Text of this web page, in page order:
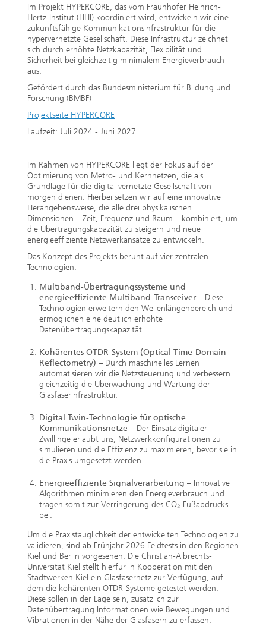
Im Projekt HYPERCORE, das vom Fraunhofer Heinrich-
Hertz-Institut (HHI) koordiniert wird, entwickeln wir eine
zukunftsfähige Kommunikationsinfrastruktur für die
hypervernetzte Gesellschaft. Diese Infrastruktur zeichnet
sich durch erhöhte Netzkapazität, Flexibilität und
Sicherheit bei gleichzeitig minimalem Energieverbrauch
aus.
Gefördert durch das Bundesministerium für Bildung und
Forschung (BMBF)
Projektseite HYPERCORE
Laufzeit: Juli 2024 - Juni 2027
Im Rahmen von HYPERCORE liegt der Fokus auf der
Optimierung von Metro- und Kernnetzen, die als
Grundlage für die digital vernetzte Gesellschaft von
morgen dienen. Hierbei setzen wir auf eine innovative
Herangehensweise, die alle drei physikalischen
Dimensionen – Zeit, Frequenz und Raum – kombiniert, um
die Übertragungskapazität zu steigern und neue
energieeffiziente Netzwerkansätze zu entwickeln.
Das Konzept des Projekts beruht auf vier zentralen
Technologien:
Multiband-Übertragungssysteme und
energieeffiziente Multiband-Transceiver – Diese
Technologien erweitern den Wellenlängenbereich und
ermöglichen eine deutlich erhöhte
Datenübertragungskapazität.
Kohärentes OTDR-System (Optical Time-Domain
Reflectometry) – Durch maschinelles Lernen
automatisieren wir die Netzsteuerung und verbessern
gleichzeitig die Überwachung und Wartung der
Glasfaserinfrastruktur.
Digital Twin-Technologie für optische
Kommunikationsnetze – Der Einsatz digitaler
Zwillinge erlaubt uns, Netzwerkkonfigurationen zu
simulieren und die Effizienz zu maximieren, bevor sie in
die Praxis umgesetzt werden.
Energieeffiziente Signalverarbeitung – Innovative
Algorithmen minimieren den Energieverbrauch und
tragen somit zur Verringerung des CO₂-Fußabdrucks
bei.
Um die Praxistauglichkeit der entwickelten Technologien zu
validieren, sind ab Frühjahr 2026 Feldtests in den Regionen
Kiel und Berlin vorgesehen. Die Christian-Albrechts-
Universität Kiel stellt hierfür in Kooperation mit den
Stadtwerken Kiel ein Glasfasernetz zur Verfügung, auf
dem die kohärenten OTDR-Systeme getestet werden.
Diese sollen in der Lage sein, zusätzlich zur
Datenübertragung Informationen wie Bewegungen und
Vibrationen in der Nähe der Glasfasern zu erfassen.